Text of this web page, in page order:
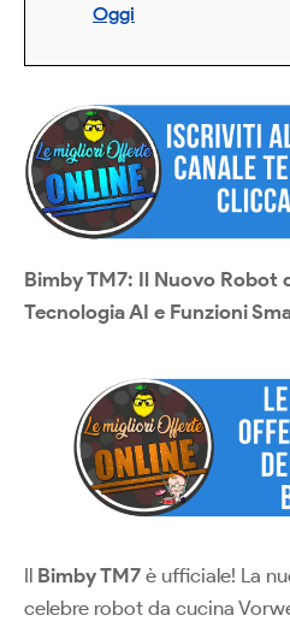
Oggi
Bimby TM7: Il Nuovo Robot
Tecnologia AI e Funzioni
Il Bimby TM7 è ufficiale! La
celebre robot da cucina